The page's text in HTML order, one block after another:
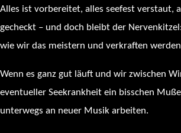
Alles ist vorbereitet, alles seefest verstaut,
gecheckt – und doch bleibt der
wie wir das meistern und verkraften
Wenn es ganz gut läuft und wir zwischen
eventueller Seekrankheit ein bisschen
unterwegs an neuer Musik arbeiten.